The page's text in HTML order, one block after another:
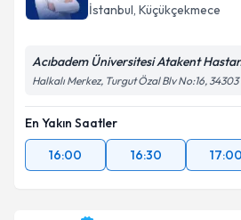
E-posta Adresiniz
Kişisel verilerimin
Metni
kapsamda işlenmesini
İstanbul, Küçükçekmece
Acıbadem Üniversitesi Atakent
Halkalı Merkez, Turgut Özal Blv No:16, 34303
En Yakın Saatler
16:00
16:30 17:00